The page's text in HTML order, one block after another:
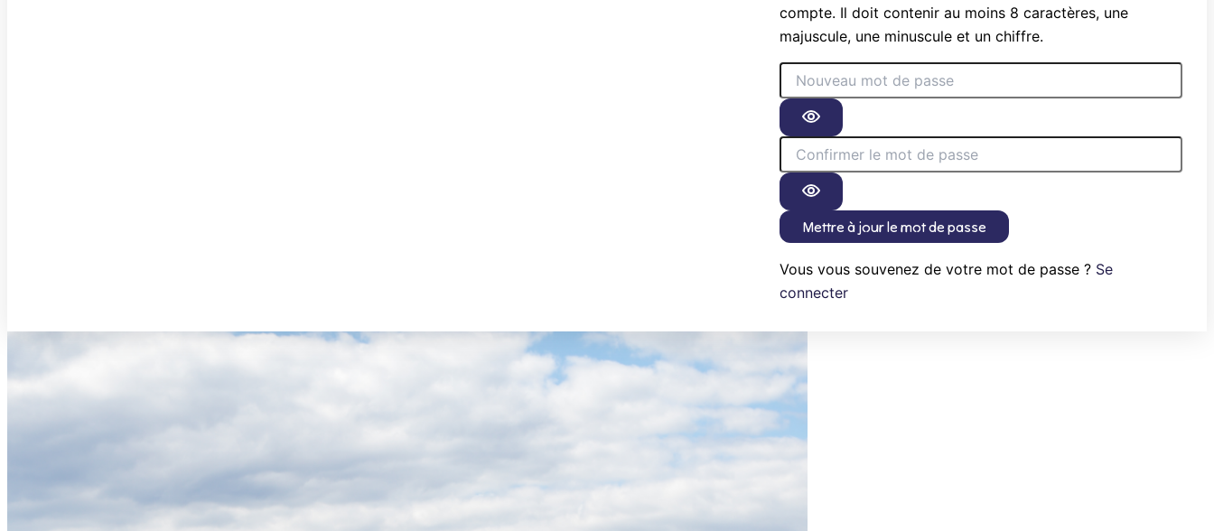
compte. Il doit contenir au moins 8 caractères, une
majuscule, une minuscule et un chiffre.
Mettre à jour le mot de passe
Vous vous souvenez de votre mot de passe ? Se
connecter